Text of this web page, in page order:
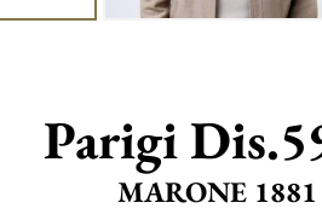
Parigi
MARONE 1881